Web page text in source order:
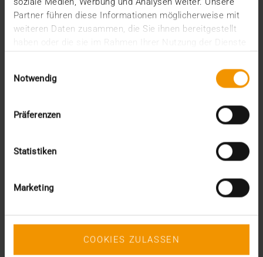
soziale Medien, Werbung und Analysen weiter. Unsere
Partner führen diese Informationen möglicherweise mit
weiteren Daten zusammen, die Sie ihnen bereitgestellt
haben oder die sie im Rahmen Ihrer Nutzung der Dienste
Notwendig
Präferenzen
Statistiken
Marketing
COOKIES ZULASSEN
juin (1)
mars (1)
décembre (1)
août (1)
mai (5)
janvier (4)
décembre (2)
novembre (5)